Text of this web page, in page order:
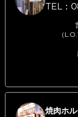
TEL：
（
焼肉ホ